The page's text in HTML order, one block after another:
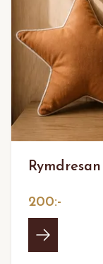
Rymdresan
200:-